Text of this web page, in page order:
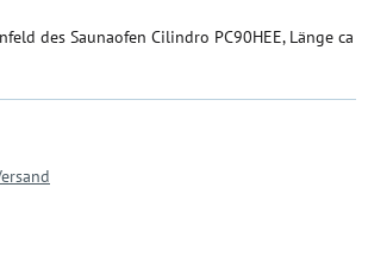
des Saunaofen Cilindro PC90HEE, Länge ca